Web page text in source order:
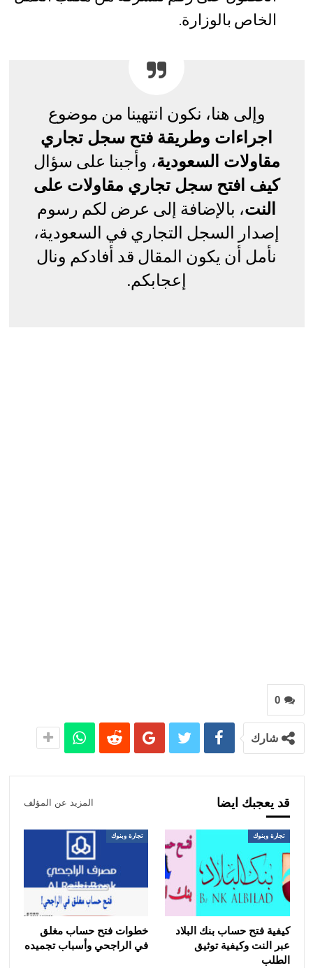
الخاص بالوزارة.
وإلى هنا، نكون انتهينا من موضوع
اجراءات وطريقة فتح سجل تجاري
مقاولات السعودية، وأجبنا على سؤال
كيف افتح سجل تجاري مقاولات على
النت، بالإضافة إلى عرض لكم رسوم
إصدار السجل التجاري في السعودية،
نأمل أن يكون المقال قد أفادكم ونال
إعجابكم.
0
شارك
قد يعجبك ايضا المزيد عن المؤلف
تجارة وبنوك
كيفية فتح حساب بنك البلاد
عبر النت وكيفية توثيق
الطلب
تجارة وبنوك
خطوات فتح حساب مغلق
في الراجحي وأسباب تجميده